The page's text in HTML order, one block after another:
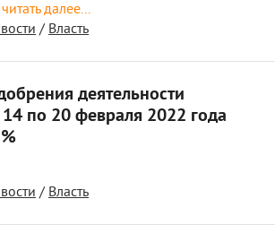
далее...
/ Власть
деятельности
по 20 февраля 2022 года
/ Власть